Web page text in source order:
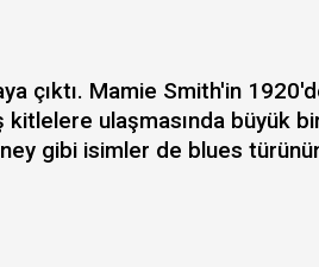
çıktı. Mamie Smith'in
kitlelere ulaşmasında büyük
gibi isimler de blues